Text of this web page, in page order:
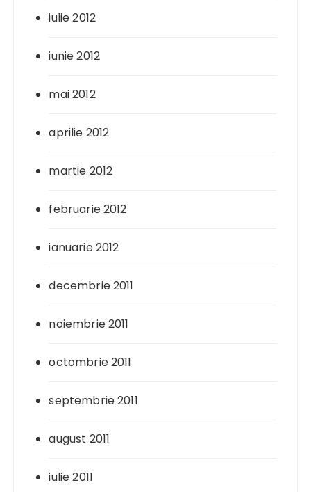
iulie 2012
iunie 2012
mai 2012
aprilie 2012
martie 2012
februarie 2012
ianuarie 2012
decembrie 2011
noiembrie 2011
octombrie 2011
septembrie 2011
august 2011
iulie 2011